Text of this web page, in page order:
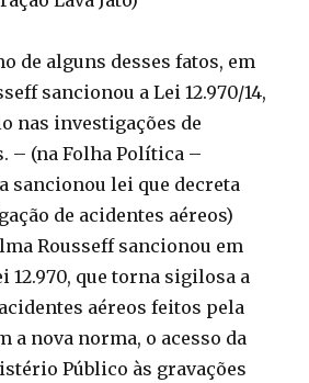
de alguns desses fatos, em
sancionou a Lei 12.970/14,
nas investigações de
– (na Folha Política –
sancionou lei que decreta
de acidentes aéreos)
Rousseff sancionou em
12.970, que torna sigilosa a
aéreos feitos pela
a nova norma, o acesso da
Público às gravações